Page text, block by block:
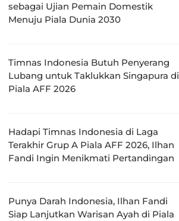
sebagai Ujian Pemain Domestik
Menuju Piala Dunia 2030
Timnas Indonesia Butuh Penyerang
Lubang untuk Taklukkan Singapura di
Piala AFF 2026
Hadapi Timnas Indonesia di Laga
Terakhir Grup A Piala AFF 2026, Ilhan
Fandi Ingin Menikmati Pertandingan
Punya Darah Indonesia, Ilhan Fandi
Siap Lanjutkan Warisan Ayah di Piala